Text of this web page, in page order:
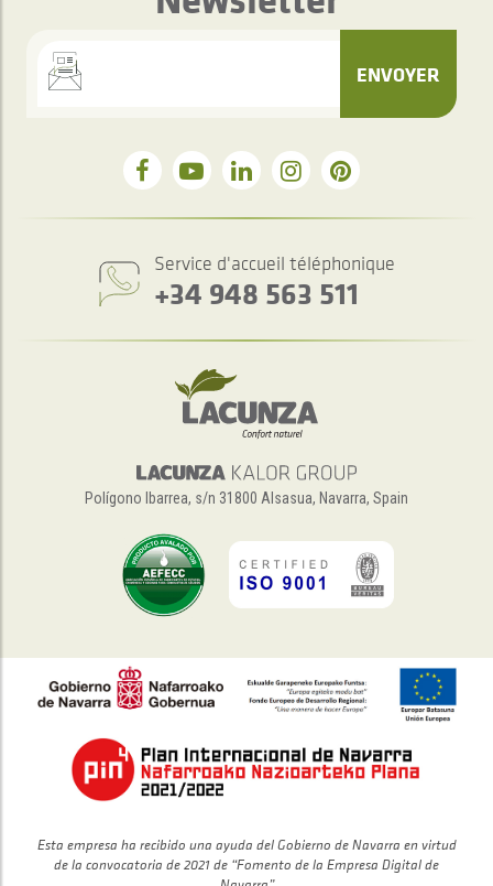
ENVOYER
Service d'accueil téléphonique
+34 948 563 511
Polígono Ibarrea, s/n 31800 Alsasua, Navarra, Spain
Esta empresa ha recibido una ayuda del Gobierno de Navarra en virtud
de la convocatoria de 2021 de “Fomento de la Empresa Digital de